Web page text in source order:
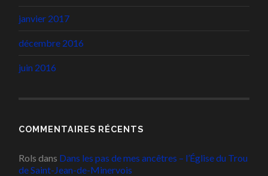
janvier 2017
décembre 2016
juin 2016
COMMENTAIRES RÉCENTS
Rols dans Dans les pas de mes ancêtres – l’Église du Trou
de Saint-Jean-de-Minervois